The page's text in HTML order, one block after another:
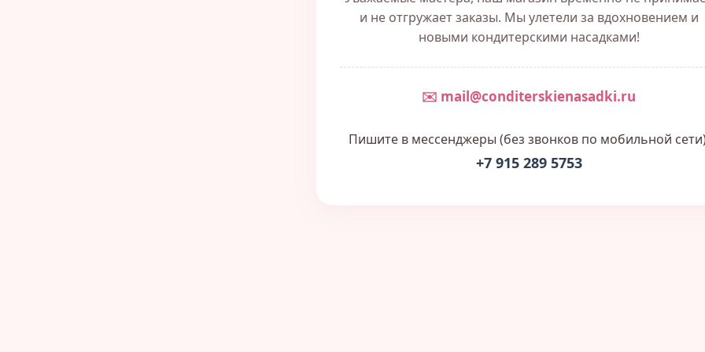
и не отгружает заказы. Мы улетели за вдохновением и
новыми кондитерскими насадками!
✉️ mail@conditerskienasadki.ru
Пишите в мессенджеры (без звонков по мобильной
+7 915 289 5753